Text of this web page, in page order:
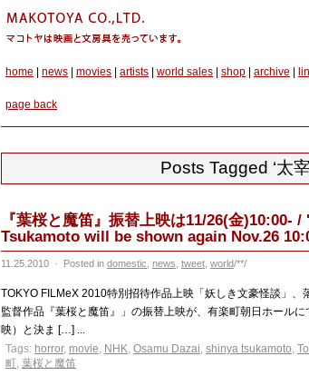
home news movies artists world sales shop archive
page back
Posts Tagged ‘太
『葉桜と魔笛』振替上映は11/26(金
Tsukamoto will be shown again Nov.26
11.25.2010 · Posted in domestic news tweet world/**/
TOKYO FILMeX 2010特別招待作品上映「妖しき文豪怪談」
監督作品『葉桜と魔笛』」の振替上映が、有楽町朝日ホール
映）と決ま […] ...
Tags: horror, movie, NHK, Osamu Dazai, shinya tsukamoto,
町, 葉桜と魔笛